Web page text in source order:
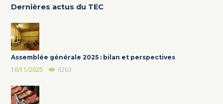
Dernières actus du TEC
Assemblée générale 2025 : bilan et perspectives
10/11/2025 6263